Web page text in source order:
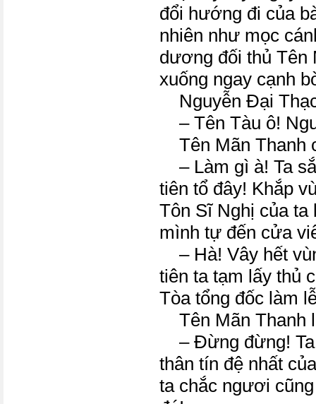
đổi hướng đi của
nhiên như mọc
dương đối thủ Tên
xuống ngay cạnh
Nguyễn Đại
– Tên Tàu ô!
Tên Mãn Thanh
– Làm gì à! Ta
tiên tổ đây! Khắp
Tôn Sĩ Nghị của ta
mình tự đến cửa
– Hà! Vây hết
tiên ta tạm lấy thủ
Tòa tổng đốc làm
Tên Mãn Thanh
– Đừng đừng! Ta
thân tín đệ nhất
ta chắc ngươi